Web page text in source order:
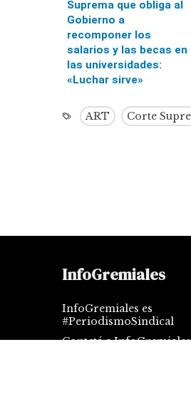
Suprema que obliga al
Gobierno a
recomponer los
salarios y las becas en
las universidades:
«Luchar sirve»
ART Corte
InfoGremiales
InfoGremiales es
#PeriodismoSindical
Contctá a InfoGremiales